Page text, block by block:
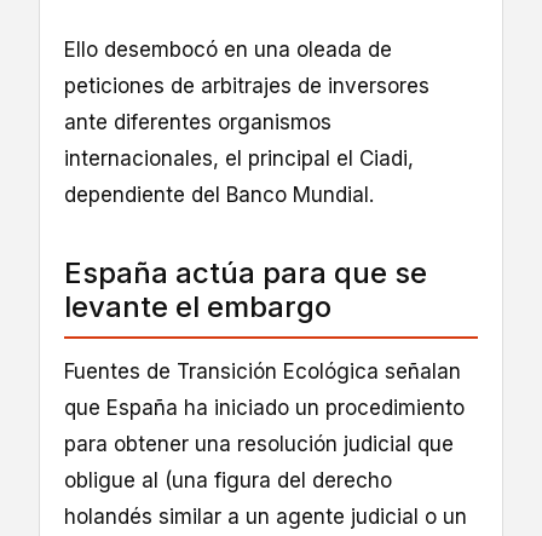
Ello desembocó en una oleada de
peticiones de arbitrajes de inversores
ante diferentes organismos
internacionales, el principal el Ciadi,
dependiente del Banco Mundial.
España actúa para que se
levante el embargo
Fuentes de Transición Ecológica señalan
que España ha iniciado un procedimiento
para obtener una resolución judicial que
obligue al (una figura del derecho
holandés similar a un agente judicial o un